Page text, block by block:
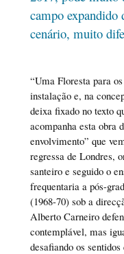
campo expandido
cenário, muito
“Uma Floresta para
instalação e, na
deixa fixado no texto
acompanha esta obra
envolvimento” que
regressa de Londres,
santeiro e seguido o
frequentaria a pós-
(1968-70) sob a
Alberto Carneiro
contemplável, mas
desafiando os